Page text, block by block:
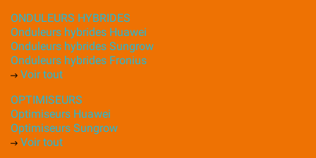
ONDULEURS HYBRIDES
Onduleurs hybrides Huawei
Onduleurs hybrides Sungrow
Onduleurs hybrides Fronius
Voir tout
OPTIMISEURS
Optimiseurs Huawei
Optimiseurs Sungrow
Voir tout